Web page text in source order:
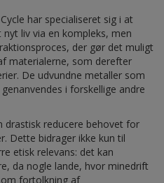
har specialiseret sig i at
liv via en kompleks, men
der gør det muligt
materialerne, som derefter
De udvundne metaller som
i forskellige andre
drastisk reducere behovet for
Dette bidrager ikke kun til
etisk relevans: det kan
da nogle lande, hvor minedrift
fortolkning af